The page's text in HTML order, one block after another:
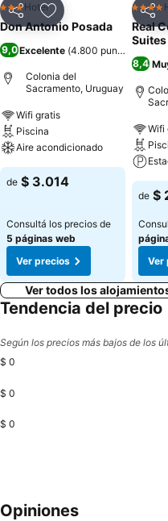
CompartirAñadir a favoritos
3 Estrellas
Hotel
Don Antonio Posada
9,0Excelente (4.800 puntuaciones
Colonia del
Sacramento, Uruguay
Wifi gratis
Piscina
Aire acondicionado
de $ 3.014
Consultá los precios de
5 páginas web
Ver precios
4
Real
Suites
8,4
Wifi
de $
Ver
Ver todos los
Tendencia del precio
Según los precios más bajos de los
$ 0
$ 0
$ 0
Opiniones